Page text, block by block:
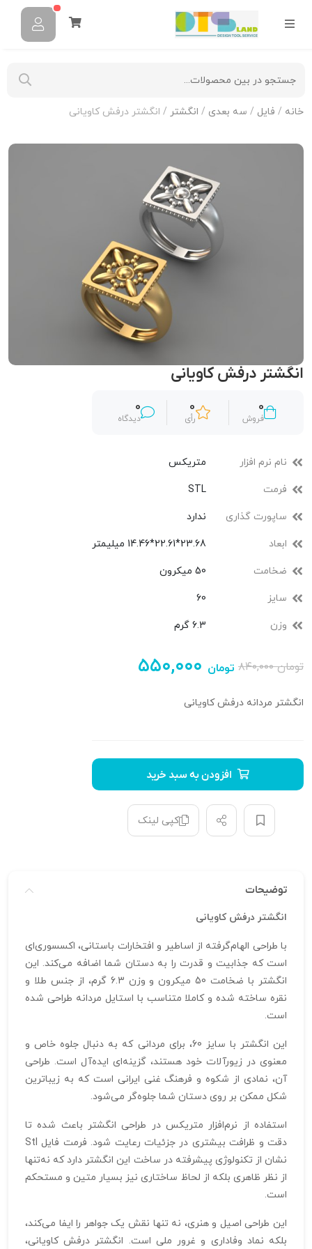
خانه / فایل / سه بعدی / انگشتر / انگشتر درفش کاویانی
انگشتر درفش کاویانی
0
فروش
0
رأی
0
دیدگاه
نام نرم افزار متریکس
فرمت STL
ساپورت گذاری ندارد
ابعاد 23.68*22.61*14.46 میلیمتر
ضخامت 50 میکرون
سایز 60
وزن 6.3 گرم
۸۴۰,۰۰۰تومان ۵۵۰,۰۰۰ تومان
انگشتر مردانه درفش کاویانی
افزودن به سبد خرید
کپی لینک
توضیحات
انگشتر درفش کاویانی
با طراحی الهام‌گرفته از اساطیر و افتخارات باستانی، اکسسوری‌ای
است که جذابیت و قدرت را به دستان شما اضافه می‌کند. این
انگشتر با ضخامت 50 میکرون و وزن 6.3 گرم، از جنس طلا و
نقره ساخته شده و کاملا متناسب با استایل مردانه طراحی شده
است.
این انگشتر با سایز 60، برای مردانی که به دنبال جلوه خاص و
معنوی در زیورآلات خود هستند، گزینه‌ای ایده‌آل است. طراحی
آن، نمادی از شکوه و فرهنگ غنی ایرانی است که به زیبا‌ترین
شکل ممکن بر روی دستان شما جلوه‌گر می‌شود.
استفاده از نرم‌افزار متریکس در طراحی انگشتر باعث شده تا
دقت و ظرافت بیشتری در جزئیات رعایت شود. فرمت فایل Stl
نشان از تکنولوژی پیشرفته در ساخت این انگشتر دارد که نه‌تنها
از نظر ظاهری بلکه از لحاظ ساختاری نیز بسیار متین و مستحکم
است.
این طراحی اصیل و هنری، نه تنها نقش یک جواهر را ایفا می‌کند،
بلکه نماد وفاداری و غرور ملی است. انگشتر درفش کاویانی،